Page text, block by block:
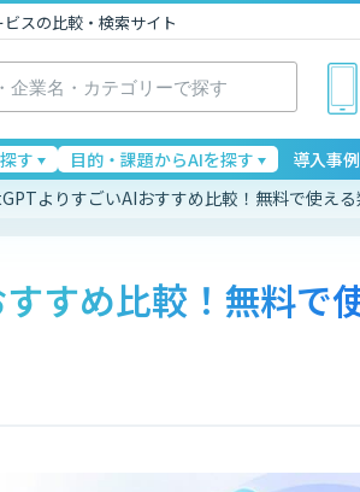
スの比較・検索サイト
す 目的・課題からAIを探す 導入事例
よりすごいAIおすすめ比較！無料で使え
すめ比較！無料で